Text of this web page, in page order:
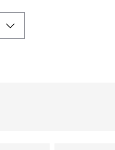
tegid temast
Boozt.com